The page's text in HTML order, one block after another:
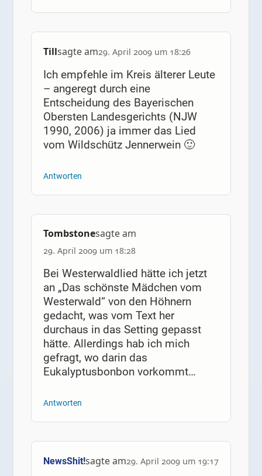
Tillsagte am29. April 2009 um 18:26
Ich empfehle im Kreis älterer Leute
– angeregt durch eine
Entscheidung des Bayerischen
Obersten Landesgerichts (NJW
1990, 2006) ja immer das Lied
vom Wildschütz Jennerwein 🙂
Antworten
Tombstonesagte am
29. April 2009 um 18:28
Bei Westerwaldlied hätte ich jetzt
an „Das schönste Mädchen vom
Westerwald“ von den Höhnern
gedacht, was vom Text her
durchaus in das Setting gepasst
hätte. Allerdings hab ich mich
gefragt, wo darin das
Eukalyptusbonbon vorkommt…
Antworten
NewsShit!sagte am29. April 2009 um 19:17